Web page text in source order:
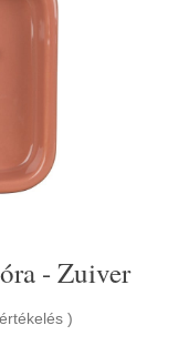
- Zuiver
értékelés )